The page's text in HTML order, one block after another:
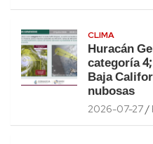
CLIMA
Huracán
categoría
Baja
nubosas
2026-07-27